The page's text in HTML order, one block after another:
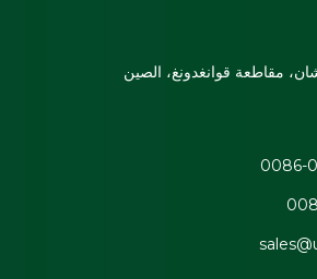
مقاطعة قوانغدونغ، الصين
0086-